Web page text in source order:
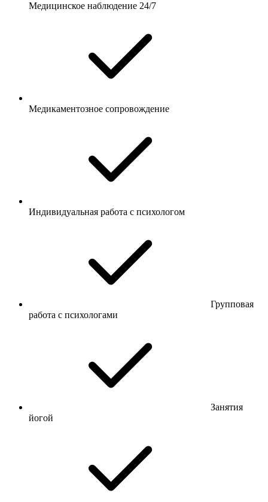
Медицинское наблюдение 24/7
Медикаментозное сопровождение
Индивидуальная работа с психологом
Групповая
работа с психологами
Занятия
йогой